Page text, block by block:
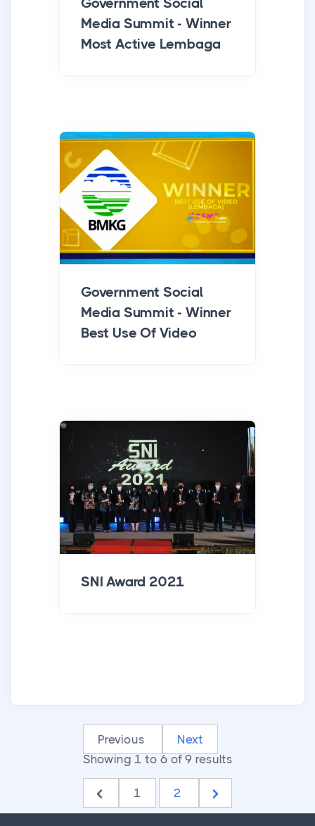
Media Summit - Winner
Most Active Lembaga
Government Social
Media Summit - Winner
Best Use Of Video
SNI Award 2021
Previous
Next
Showing1to6of9results
1 2